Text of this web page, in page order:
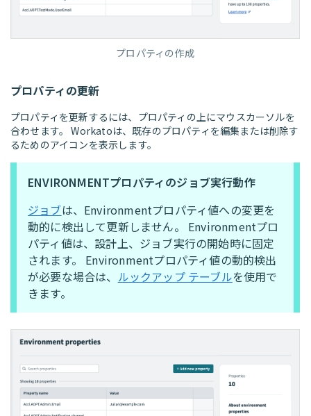
プロパティの作成
プロパティの更新
プロパティを更新するには、プロパティの上にマウスカーソルを
合わせます。 Workatoは、既存のプロパティを編集または削除す
るためのアイコンを表示します。
ENVIRONMENTプロパティのジョブ実行動作
ジョブは、Environmentプロパティ値への変更を
動的に検出して更新しません。 Environmentプロ
パティ値は、設計上、ジョブ実行の開始時に固定
されます。 Environmentプロパティ値の動的検出
が必要な場合は、 ルックアップ テーブルを使用で
きます。